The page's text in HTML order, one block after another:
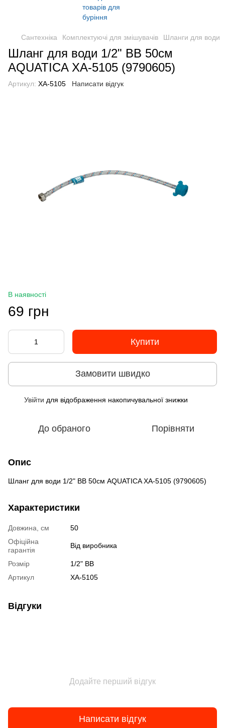
Сантехніка Комплектуючі для змішувачів Шланги для води
Шланг для води 1/2" ВВ 50см
AQUATICA XA-5105 (9790605)
Артикул: XA-5105 Написати відгук
В наявності
69 грн
Купити
Замовити швидко
Увійти для відображення накопичувальної знижки
До обраного Порівняти
Опис
Шланг для води 1/2" ВВ 50см AQUATICA XA-5105 (9790605)
Характеристики
Довжина, см
50
Офіційна
гарантія
Від виробника
Розмір
1/2" ВВ
Артикул
XA-5105
Відгуки
Додайте перший відгук
Написати відгук